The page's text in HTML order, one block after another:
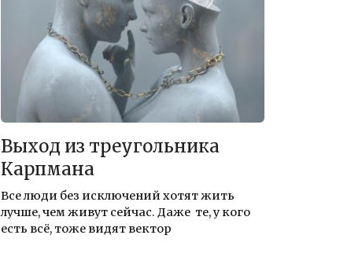
Выход из треугольника
Карпмана
Все люди без исключений хотят жить
лучше, чем живут сейчас. Даже те, у кого
есть всё, тоже видят вектор